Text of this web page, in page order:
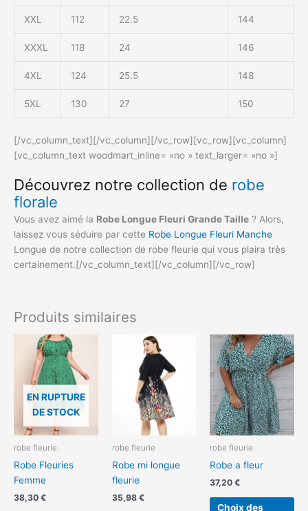
XXL 112 22.5 144
XXXL 118 24 146
4XL 124 25.5 148
5XL 130 27 150
[/vc_column_text][/vc_column][/vc_row][vc_row][vc_column]
[vc_column_text woodmart_inline= »no » text_larger= »no »]
Découvrez notre collection de robe
florale
Vous avez aimé la Robe Longue Fleuri Grande Taille ? Alors,
laissez vous séduire par cette Robe Longue Fleuri Manche
Longue de notre collection de robe fleurie qui vous plaira très
certainement.[/vc_column_text][/vc_column][/vc_row]
Produits similaires
EN RUPTURE
DE STOCK
robe fleurie
Robe Fleuries
Femme
38,30 €
variations.
peuvent
être
choisies
robe fleurie
Robe mi longue
fleurie
35,98 €
robe fleurie
Robe a fleur
37,20€
Choix des
Ce